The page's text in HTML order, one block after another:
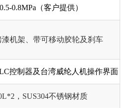
0.5-0.8MPa（客户提供）
漆机架、带可移动胶轮及刹车
控制器及台湾威纶人机操作界面
，SUS304不锈钢材质